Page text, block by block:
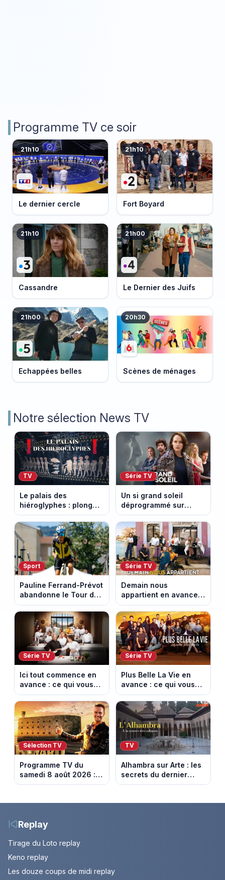
Programme TV ce soir
21h10
Le dernier cercle
21h10
Fort Boyard
21h10
Cassandre
21h00
Le Dernier des Juifs
21h00
Echappées belles
20h30
Scènes de ménages
Notre sélection News TV
TV
Le palais des
hiéroglyphes : plongez
dans la tombe
égyptienne qui fascine
les archéologues
Série TV
Un si grand soleil
déprogrammé sur
France 3 : cinq
épisodes inédits
diffusés le 13 août
Sport
Pauline Ferrand-Prévot
abandonne le Tour de
France Femmes avant
la 8e étape
Série TV
Demain nous
appartient en avance :
ce qui vous attend la
semaine du 10 au 14
août 2026 (spoiler)
Série TV
Ici tout commence en
avance : ce qui vous
attend la semaine du
10 au 14 août 2026
(spoiler)
Série TV
Plus Belle La Vie en
avance : ce qui vous
attend la semaine du
10 au 14 août 2026
(spoiler)
Sélection TV
Programme TV du
samedi 8 août 2026 :
notre sélection pour
TV
Alhambra sur Arte : les
secrets du dernier
sultanat musulman
Replay
Tirage du Loto replay
Keno replay
Les douze coups de midi replay